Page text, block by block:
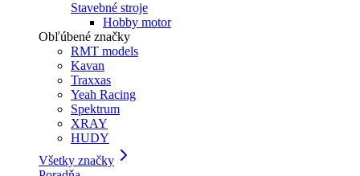
Stavebné stroje
Hobby motor
Obľúbené značky
RMT models
Kavan
Traxxas
Yeah Racing
Spektrum
XRAY
HUDY
Všetky značky